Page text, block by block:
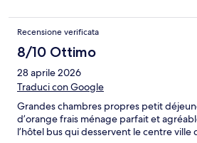
Recensione verificata
8/10 Ottimo
28 aprile 2026
Traduci con Google
Grandes chambres propres petit
d’orange frais ménage parfait et
l’hôtel bus qui desservent le centre ville